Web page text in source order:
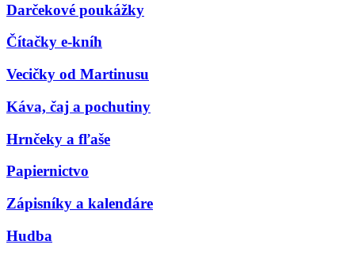
Darčekové poukážky
Čítačky e-kníh
Vecičky od Martinusu
Káva, čaj a pochutiny
Hrnčeky a fľaše
Papiernictvo
Zápisníky a kalendáre
Hudba